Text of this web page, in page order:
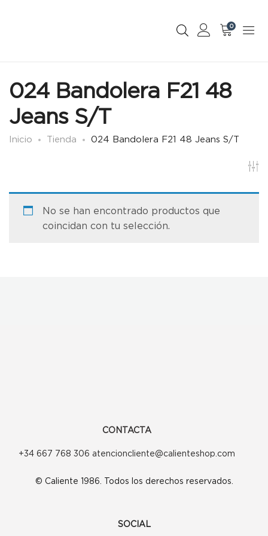
0
024 Bandolera F21 48
Jeans S/T
Inicio Tienda 024 Bandolera F21 48 Jeans S/T
No se han encontrado productos que
coincidan con tu selección.
CONTACTA
+34 667 768 306 atencioncliente@calienteshop.com
© Caliente 1986. Todos los derechos reservados.
SOCIAL